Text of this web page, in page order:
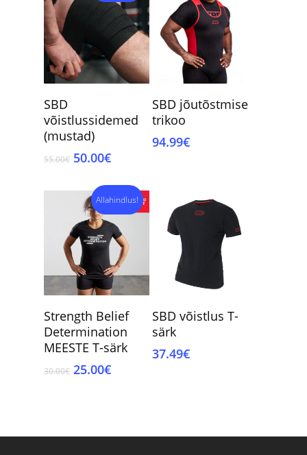
SBD
võistlussidemed
(mustad)
55.00€ Algne
oli:
55.00€.
50.00€Current
is:
50.00€.
Vali
SBD jõutõstmise
trikoo
94.99€
Allahindlus!
Vali
Strength Belief
Determination
MEESTE T-särk
30.00€ Algne
25.00€Current
Vali
SBD võistlus T-
särk
37.49€